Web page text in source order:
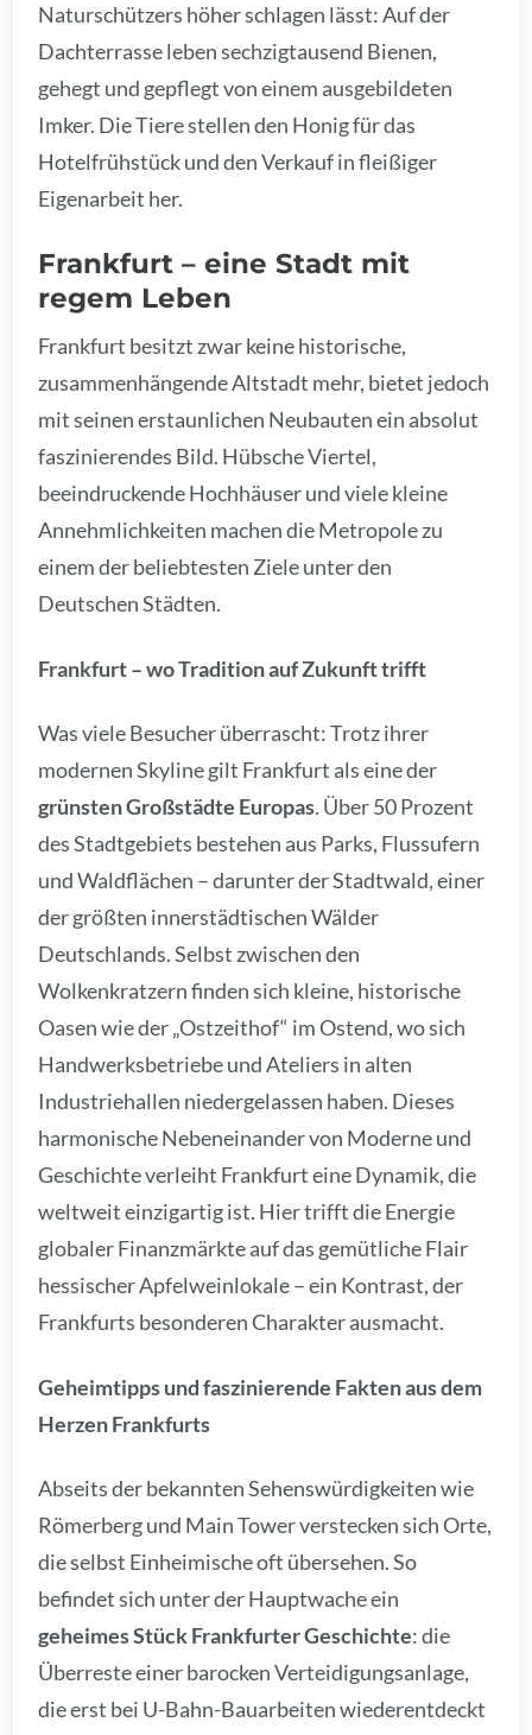
Naturschützers höher schlagen lässt: Auf der
Dachterrasse leben sechzigtausend Bienen,
gehegt und gepflegt von einem ausgebildeten
Imker. Die Tiere stellen den Honig für das
Hotelfrühstück und den Verkauf in fleißiger
Eigenarbeit her.
Frankfurt – eine Stadt mit
regem Leben
Frankfurt besitzt zwar keine historische,
zusammenhängende Altstadt mehr, bietet jedoch
mit seinen erstaunlichen Neubauten ein absolut
faszinierendes Bild. Hübsche Viertel,
beeindruckende Hochhäuser und viele kleine
Annehmlichkeiten machen die Metropole zu
einem der beliebtesten Ziele unter den
Deutschen Städten.
Frankfurt – wo Tradition auf Zukunft trifft
Was viele Besucher überrascht: Trotz ihrer
modernen Skyline gilt Frankfurt als eine der
grünsten Großstädte Europas. Über 50 Prozent
des Stadtgebiets bestehen aus Parks, Flussufern
und Waldflächen – darunter der Stadtwald, einer
der größten innerstädtischen Wälder
Deutschlands. Selbst zwischen den
Wolkenkratzern finden sich kleine, historische
Oasen wie der „Ostzeithof“ im Ostend, wo sich
Handwerksbetriebe und Ateliers in alten
Industriehallen niedergelassen haben. Dieses
harmonische Nebeneinander von Moderne und
Geschichte verleiht Frankfurt eine Dynamik, die
weltweit einzigartig ist. Hier trifft die Energie
globaler Finanzmärkte auf das gemütliche Flair
hessischer Apfelweinlokale – ein Kontrast, der
Frankfurts besonderen Charakter ausmacht.
Geheimtipps und faszinierende Fakten aus dem
Herzen Frankfurts
Abseits der bekannten Sehenswürdigkeiten wie
Römerberg und Main Tower verstecken sich Orte,
die selbst Einheimische oft übersehen. So
befindet sich unter der Hauptwache ein
geheimes Stück Frankfurter Geschichte: die
Überreste einer barocken Verteidigungsanlage,
die erst bei U-Bahn-Bauarbeiten wiederentdeckt